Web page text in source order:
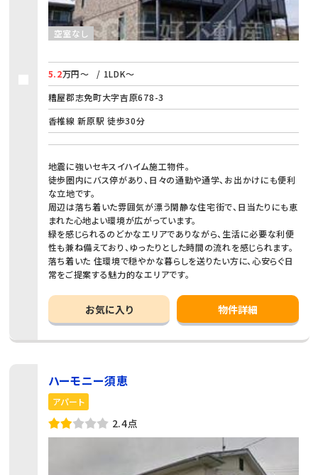
空室なし
5.2万円～
/ 1LDK～
糟屋郡志免町大字吉原678-3
香椎線 新原駅 徒歩30分
地震に強いセキスイハイム施工物件。
徒歩圏内にバス停があり、日々の通勤や通学、お出かけにも便利
な立地です。
周辺は落ち着いた雰囲気が漂う閑静な住宅街で、日当たりにも恵
まれた心地よい環境が広がっています。
緑を感じられるのどかなエリアでありながら、生活に必要な利便
性も兼ね備えており、ゆったりとした時間の流れを感じられます。
落ち着いた 住環境で穏やかな暮らしを送りたい方に、心安らぐ日
常をご提案する魅力的なエリアです。
お気に入り 物件詳細
ハーモニー須恵
アパート
2.4点